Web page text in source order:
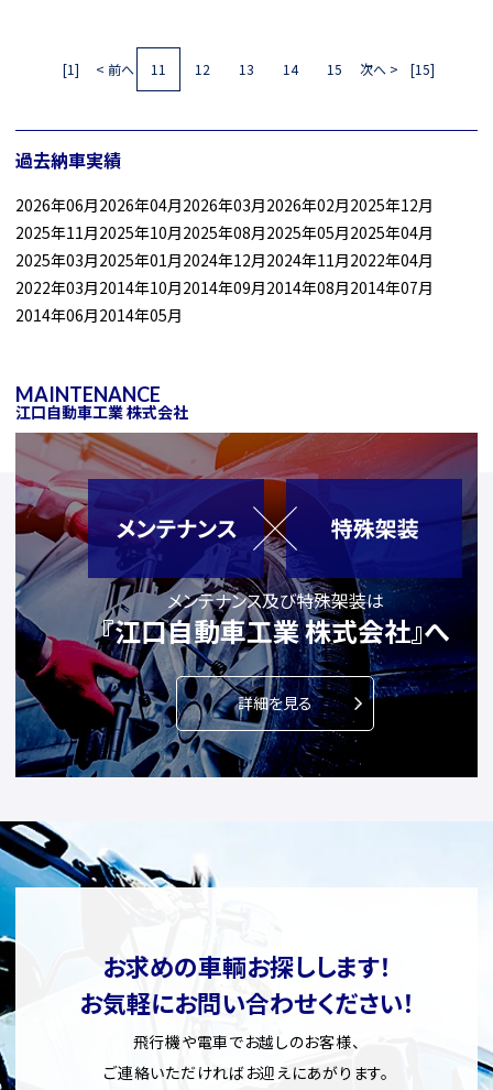
[1] < 前へ 11 12 13 14 15 次へ > [15]
過去納車実績
2026年06月2026年04月2026年03月2026年02月2025年12月
2025年11月2025年10月2025年08月2025年05月2025年04月
2025年03月2025年01月2024年12月2024年11月2022年04月
2022年03月2014年10月2014年09月2014年08月2014年07月
2014年06月2014年05月
MAINTENANCE
江口自動車工業 株式会社
メンテナンス及び特殊架装は
『江口自動車工業 株式会社』へ
詳細を見る
お求めの車輌お探しします！
お気軽にお問い合わせください！
飛行機や電車でお越しのお客様、
ご連絡いただければお迎えにあがります。